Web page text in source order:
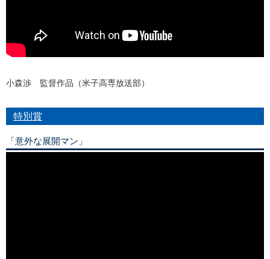
小森渉 監督作品（米子高専放送部）
特別賞
「意外な展開マン」